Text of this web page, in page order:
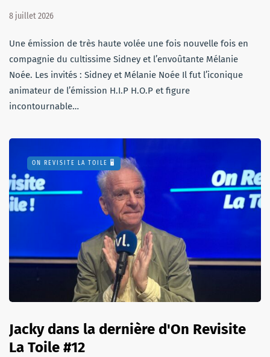
8 juillet 2026
Une émission de très haute volée une fois nouvelle fois en
compagnie du cultissime Sidney et l’envoûtante Mélanie
Noée. Les invités : Sidney et Mélanie Noée Il fut l’iconique
animateur de l’émission H.I.P H.O.P et figure
incontournable…
ON REVISITE LA TOILE 🖥️
Jacky dans la dernière d'On Revisite
La Toile #12